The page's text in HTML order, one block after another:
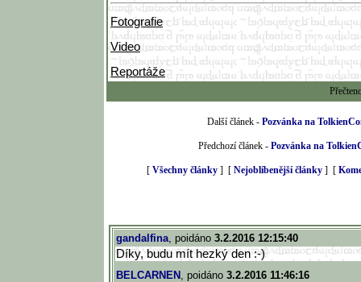
Fotografie
Video
Reportáže
Další článek - Pozvánka na
Předchozí článek - Pozvánka na
[Všechny články ] [Nejoblíbenější články ] [
gandalfina, poidáno 3.2.2016 12:15:40
Díky, budu mít hezký den :-)
BELCARNEN , poidáno 3.2.2016 11:46:16